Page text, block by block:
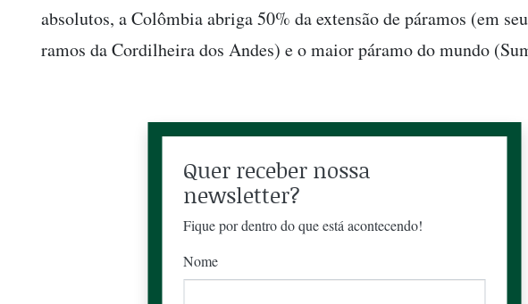
absolutos, a Colômbia abriga 50% da extensão de páramos (em
ramos da Cordilheira dos Andes) e o maior páramo do mundo
Quer receber nossa
newsletter?
Fique por dentro do que está acontecendo!
Nome